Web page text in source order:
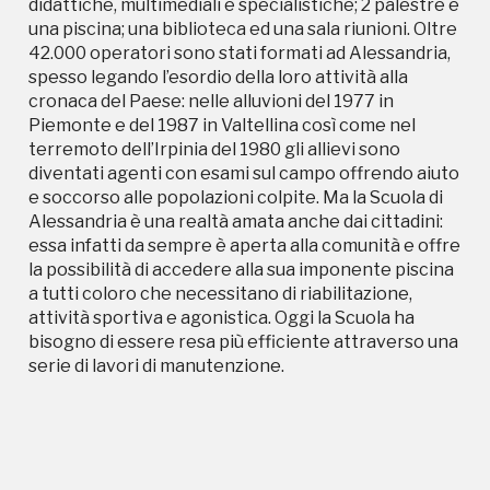
didattiche, multimediali e specialistiche; 2 palestre e
una piscina; una biblioteca ed una sala riunioni. Oltre
42.000 operatori sono stati formati ad Alessandria,
spesso legando l’esordio della loro attività alla
cronaca del Paese: nelle alluvioni del 1977 in
Piemonte e del 1987 in Valtellina così come nel
terremoto dell’Irpinia del 1980 gli allievi sono
diventati agenti con esami sul campo offrendo aiuto
e soccorso alle popolazioni colpite. Ma la Scuola di
Alessandria è una realtà amata anche dai cittadini:
essa infatti da sempre è aperta alla comunità e offre
la possibilità di accedere alla sua imponente piscina
a tutti coloro che necessitano di riabilitazione,
attività sportiva e agonistica. Oggi la Scuola ha
bisogno di essere resa più efficiente attraverso una
serie di lavori di manutenzione.
attività sportiva e agonistica. Oggi la Scuola ha
bisogno di essere resa più efficiente attraverso una
serie di lavori di manutenzione.
Campagne in corso in questo
luogo